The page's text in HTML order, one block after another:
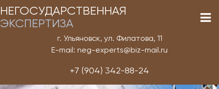
НЕГОСУДАРСТВЕННАЯ
ЭКСПЕРТИЗА
г. Ульяновск, ул. Филатова, 11
E-mail: neg-experts@biz-mail.ru
+7 (904) 342-88-24